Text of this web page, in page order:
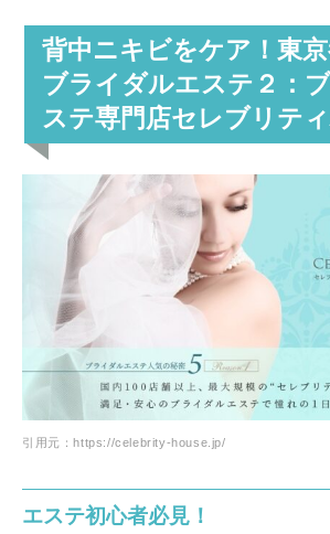
背中ニキビをケア！東
ブライダルエステ２：
ステ専門店セレブリテ
引用元：https://celebrity-house.jp/
エステ初心者必見！